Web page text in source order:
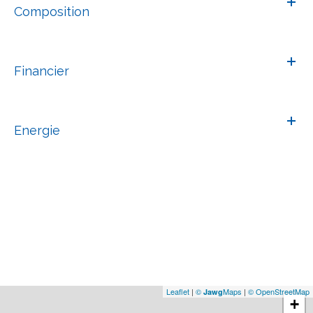
Composition
Financier
Energie
+
Leaflet | © JawgMaps | © OpenStreetMap